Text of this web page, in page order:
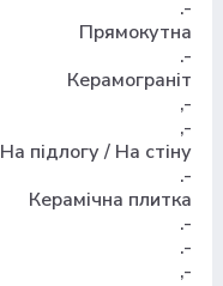
.-
Прямокутна
.-
Керамограніт
,-
,-
На підлогу / На стіну
.-
Керамічна плитка
.-
.-
,-